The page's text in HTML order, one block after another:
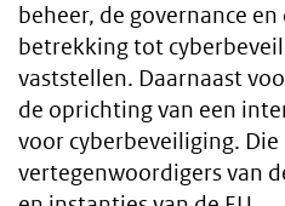
beheer, de governance
betrekking tot
vaststellen. Daarnaast
de oprichting van een
voor cyberbeveiliging.
vertegenwoordigers van